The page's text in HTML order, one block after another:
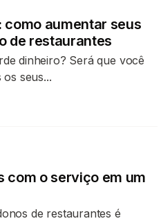
como aumentar seus
de restaurantes
dinheiro? Será que você
seus...
com o serviço em um
de restaurantes é